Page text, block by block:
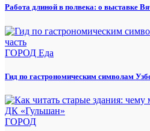
Работа длиной в полвека: о выставке
ГОРОД Еда
Гид по гастрономическим символам
ГОРОД